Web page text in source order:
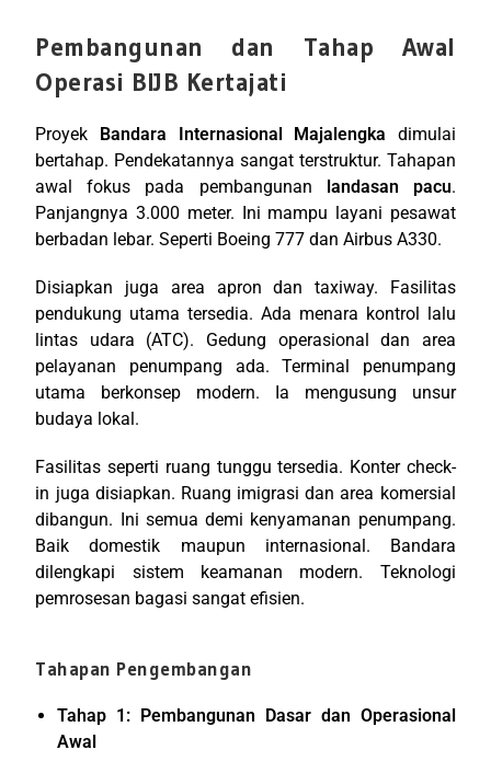
Pembangunan dan Tahap Awal
Operasi BIJB Kertajati
Proyek Bandara Internasional Majalengka dimulai
bertahap. Pendekatannya sangat terstruktur. Tahapan
awal fokus pada pembangunan landasan pacu.
Panjangnya 3.000 meter. Ini mampu layani pesawat
berbadan lebar. Seperti Boeing 777 dan Airbus A330.
Disiapkan juga area apron dan taxiway. Fasilitas
pendukung utama tersedia. Ada menara kontrol lalu
lintas udara (ATC). Gedung operasional dan area
pelayanan penumpang ada. Terminal penumpang
utama berkonsep modern. Ia mengusung unsur
budaya lokal.
Fasilitas seperti ruang tunggu tersedia. Konter check-
in juga disiapkan. Ruang imigrasi dan area komersial
dibangun. Ini semua demi kenyamanan penumpang.
Baik domestik maupun internasional. Bandara
dilengkapi sistem keamanan modern. Teknologi
pemrosesan bagasi sangat efisien.
Tahapan Pengembangan
Tahap 1: Pembangunan Dasar dan Operasional
Awal